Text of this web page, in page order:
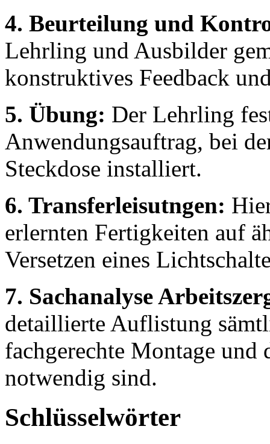
4. Beurteilung und
Lehrling und Ausbilder
konstruktives Feedback
5. Übung: Der Lehrling
Anwendungsauftrag, bei
Steckdose installiert.
6. Transferleisutngen:
erlernten Fertigkeiten auf
Versetzen eines
7. Sachanalyse
detaillierte Auflistung
fachgerechte Montage und
notwendig sind.
Schlüsselwörter